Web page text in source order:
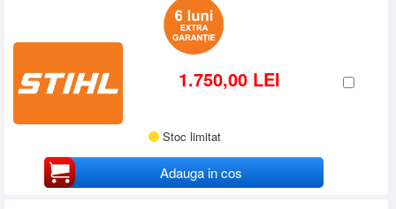
1.750,00 LEI
Stoc limitat
Adauga in cos